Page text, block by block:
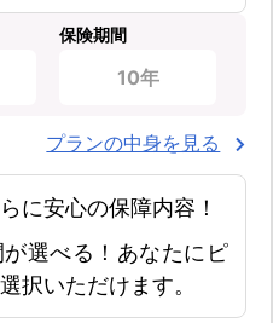
保険期間
10年
プランの中身を見る
に安心の保障内容！
選べる！あなたにピ
択いただけます。